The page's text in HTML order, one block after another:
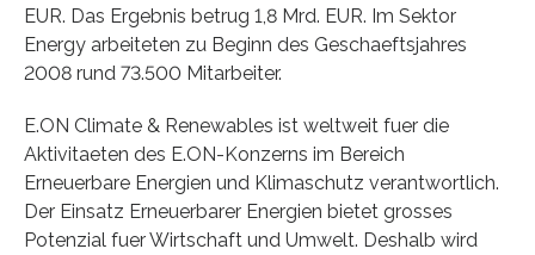
EUR. Das Ergebnis betrug 1,8 Mrd. EUR. Im Sektor
Energy arbeiteten zu Beginn des Geschaeftsjahres
2008 rund 73.500 Mitarbeiter.
E.ON Climate & Renewables ist weltweit fuer die
Aktivitaeten des E.ON-Konzerns im Bereich
Erneuerbare Energien und Klimaschutz verantwortlich.
Der Einsatz Erneuerbarer Energien bietet grosses
Potenzial fuer Wirtschaft und Umwelt. Deshalb wird